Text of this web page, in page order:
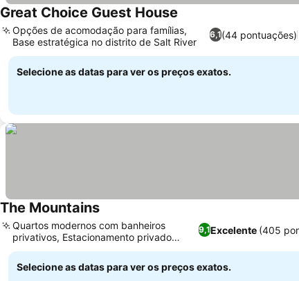
Great Choice Guest House
6,1(44 pontuações)
Opções de acomodação para famílias,
Base estratégica no distrito de Salt River
Selecione as datas para ver os preços exatos.
The Mountains
9,1Excelente (405
Quartos modernos com banheiros
privativos, Estacionamento privado
seguro no local
Selecione as datas para ver os preços exatos.